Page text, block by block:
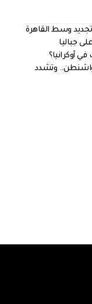
وسط القاهرة
جباليا
أوكرانيا؟
وتشدد